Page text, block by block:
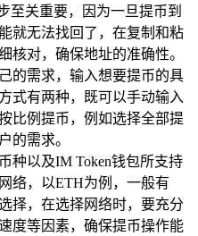
至关重要，因为一旦提币到
就无法找回了，在复制和粘
核对，确保地址的准确性。
的需求，输入想要提币的具
式有两种，既可以手动输入
比例提币，例如选择全部提
的需求。
种以及IM Token钱包所支持
络，以ETH为例，一般有
择，在选择网络时，要充分
度等因素，确保提币操作能